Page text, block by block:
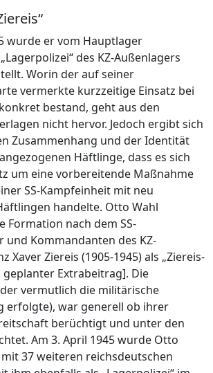
wurde er vom Hauptlager
des KZ-Außenlagers
Worin der auf seiner
vermerkte kurzzeitige Einsatz bei
bestand, geht aus den
nicht hervor. Jedoch ergibt sich
Zusammenhang und der Identität
Häftlinge, dass es sich
um eine vorbereitende Maßnahme
SS-Kampfeinheit mit neu
handelte. Otto Wahl
Formation nach dem SS-
Kommandanten des KZ-
Xaver Ziereis (1905-1945) als „Ziereis-
geplanter Extrabeitrag]. Die
vermutlich die militärische
erfolgte), war generell ob ihrer
berüchtigt und unter den
Am 3. April 1945 wurde Otto
37 weiteren reichsdeutschen